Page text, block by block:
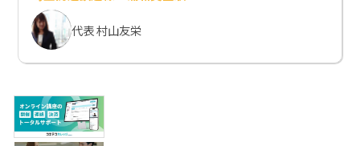
代表 村山友栄